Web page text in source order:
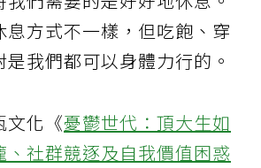
息方式不一樣，但吃飽、穿
我們都可以身體力行的。
文化《憂鬱世代：頂大生如
、社群競逐及自我價值困惑